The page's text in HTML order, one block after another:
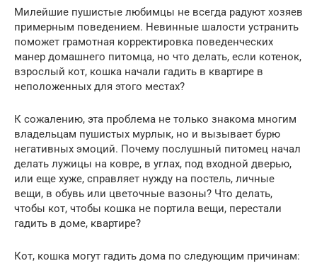
Милейшие пушистые любимцы не всегда радуют хозяев
примерным поведением. Невинные шалости устранить
поможет грамотная корректировка поведенческих
манер домашнего питомца, но что делать, если котенок,
взрослый кот, кошка начали гадить в квартире в
неположенных для этого местах?
К сожалению, эта проблема не только знакома многим
владельцам пушистых мурлык, но и вызывает бурю
негативных эмоций. Почему послушный питомец начал
делать лужицы на ковре, в углах, под входной дверью,
или еще хуже, справляет нужду на постель, личные
вещи, в обувь или цветочные вазоны? Что делать,
чтобы кот, чтобы кошка не портила вещи, перестали
гадить в доме, квартире?
Кот, кошка могут гадить дома по следующим причинам: